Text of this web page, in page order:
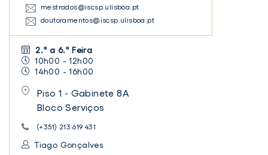
mestrados@iscsp.ulisboa.pt
doutoramentos@iscsp.ulisboa.pt
2.ª a 6.ª Feira
10h00 - 12h00
14h00 - 16h00
Piso 1 - Gabinete 8A
Bloco Serviços
(+351) 213 619 431
Tiago Gonçalves